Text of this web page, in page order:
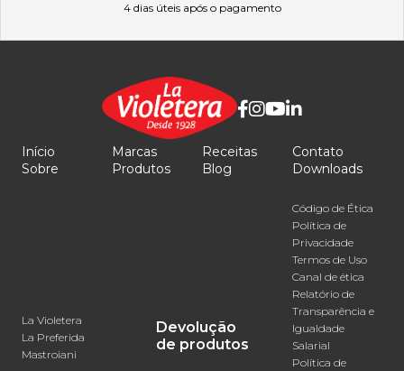
4 dias úteis após o pagamento
Início
Sobre
Marcas
Produtos
Receitas
Blog
Contato
Downloads
La Violetera
La Preferida
Mastroiani
Devolução
de produtos
Código de Ética
Política de
Privacidade
Termos de Uso
Canal de ética
Relatório de
Transparência e
Igualdade
Salarial
Política de